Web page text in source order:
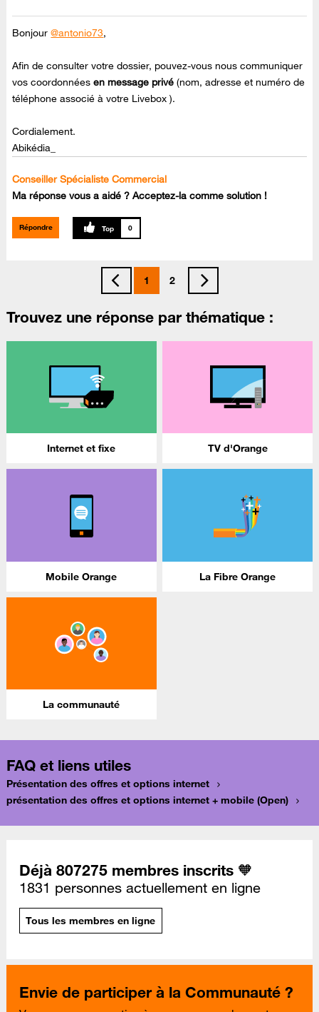
Bonjour@antonio73,
Afin de consulter votre dossier, pouvez-vous nous communiquer
vos coordonnéesen message privé (nom, adresse et numéro de
téléphone associé à votre Livebox ).
Cordialement.
Abikédia_
Conseiller Spécialiste Commercial
Ma réponse vous a aidé ? Acceptez-la comme solution !
Répondre 0
1 2
Trouvez une réponse par thématique :
Internet et fixe TV d'Orange
Mobile Orange La Fibre Orange
La communauté
FAQ et liens utiles
Présentation des offres et options internet
présentation des offres et options internet + mobile (Open)
Déjà 807275 membres inscrits 🧡
1831 personnes actuellement en ligne
Tous les membres en ligne
Envie de participer à la Communauté ?